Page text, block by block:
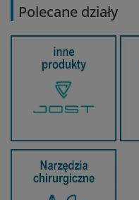
Polecane działy